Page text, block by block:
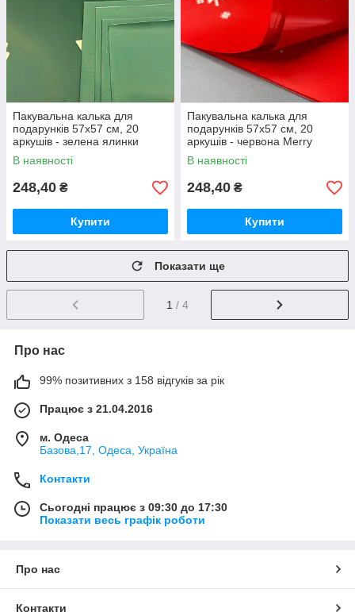
Пакувальна калька для
подарунків 57х57 см, 20
аркушів - зелена ялинки
В наявності
248,40 ₴
Купити
Пакувальна калька для
подарунків 57х57 см, 20
аркушів - червона Merry
Christmas
В наявності
248,40 ₴
Купити
Показати ще
1 / 4
Про нас
99% позитивних з 158 відгуків за рік
Працює з 21.04.2016
м. Одеса
Базова,17, Одеса, Україна
Контакти
Сьогодні працює з 09:30 до 17:30
Показати весь графік роботи
Про нас
Контакти